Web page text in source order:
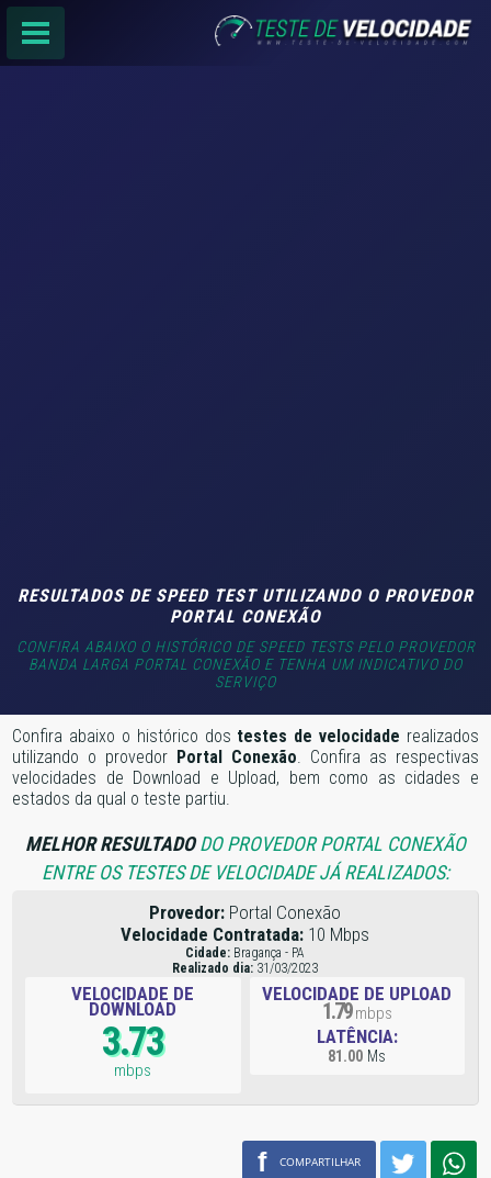
RESULTADOS DE SPEED TEST UTILIZANDO O PROVEDOR
PORTAL CONEXÃO
CONFIRA ABAIXO O HISTÓRICO DE SPEED TESTS PELO PROVEDOR
BANDA LARGA PORTAL CONEXÃO E TENHA UM INDICATIVO DO
SERVIÇO
Confira abaixo o histórico dos testes de velocidade realizados
utilizando o provedor Portal Conexão. Confira as respectivas
velocidades de Download e Upload, bem como as cidades e
estados da qual o teste partiu.
MELHOR RESULTADODO PROVEDOR PORTAL CONEXÃO
ENTRE OS TESTES DE VELOCIDADE JÁ REALIZADOS:
Provedor: Portal Conexão
Velocidade Contratada: 10 Mbps
Cidade: Bragança - PA
Realizado dia: 31/03/2023
VELOCIDADE DE
DOWNLOAD
3.73
mbps
VELOCIDADE DE UPLOAD
1.79mbps
LATÊNCIA:
81.00 Ms
f COMPARTILHAR